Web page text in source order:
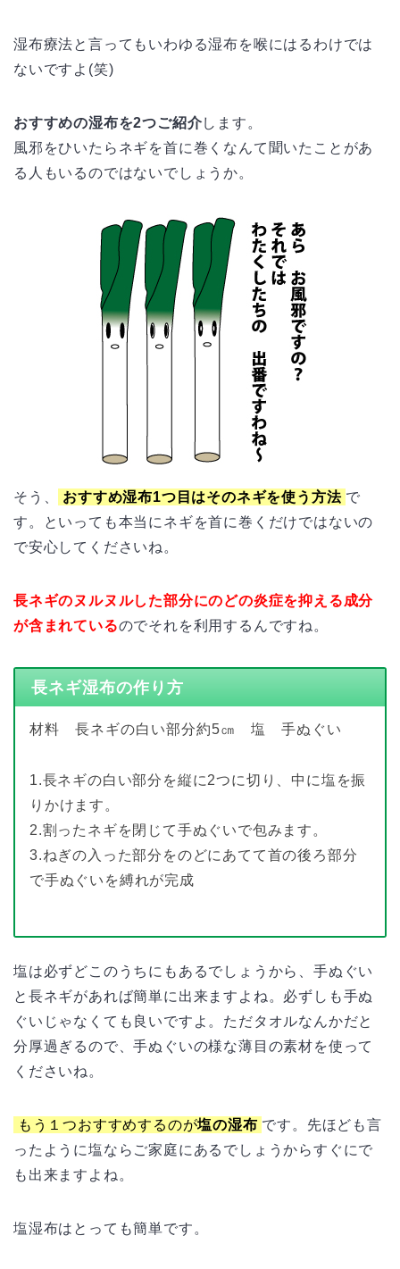
湿布療法と言ってもいわゆる湿布を喉にはるわけでは
ないですよ(笑)
おすすめの湿布を2つご紹介します。
風邪をひいたらネギを首に巻くなんて聞いたことがあ
る人もいるのではないでしょうか。
そう、 おすすめ湿布1つ目はそのネギを使う方法 で
す。といっても本当にネギを首に巻くだけではないの
で安心してくださいね。
長ネギのヌルヌルした部分にのどの炎症を抑える成分
が含まれているのでそれを利用するんですね。
長ネギ湿布の作り方
材料 長ネギの白い部分約5㎝ 塩 手ぬぐい
1.長ネギの白い部分を縦に2つに切り、中に塩を振
りかけます。
2.割ったネギを閉じて手ぬぐいで包みます。
3.ねぎの入った部分をのどにあてて首の後ろ部分
で手ぬぐいを縛れが完成
塩は必ずどこのうちにもあるでしょうから、手ぬぐい
と長ネギがあれば簡単に出来ますよね。必ずしも手ぬ
ぐいじゃなくても良いですよ。ただタオルなんかだと
分厚過ぎるので、手ぬぐいの様な薄目の素材を使って
くださいね。
もう１つおすすめするのが塩の湿布 です。先ほども言
ったように塩ならご家庭にあるでしょうからすぐにで
も出来ますよね。
塩湿布はとっても簡単です。